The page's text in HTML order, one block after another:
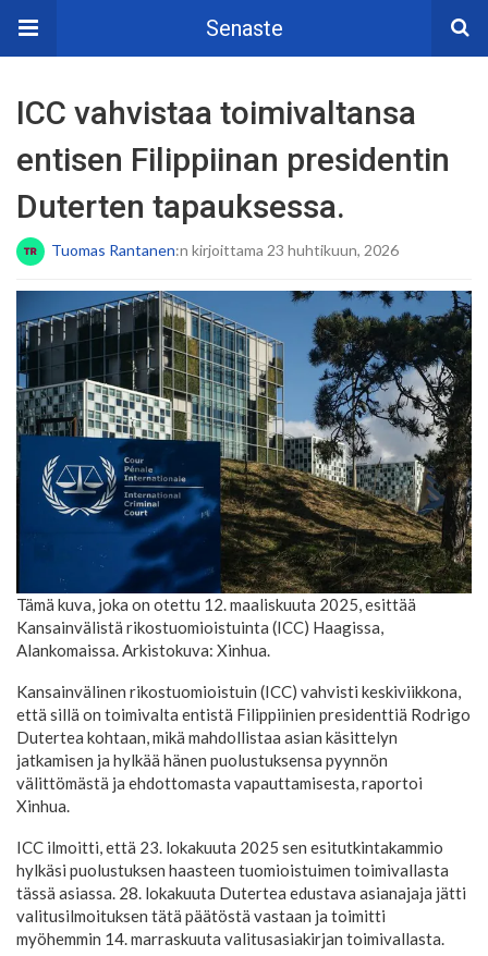
Senaste
ICC vahvistaa toimivaltansa
entisen Filippiinan presidentin
Duterten tapauksessa.
Tuomas Rantanen:n kirjoittama 23 huhtikuun, 2026
Tämä kuva, joka on otettu 12. maaliskuuta 2025, esittää
Kansainvälistä rikostuomioistuinta (ICC) Haagissa,
Alankomaissa. Arkistokuva: Xinhua.
Kansainvälinen rikostuomioistuin (ICC) vahvisti keskiviikkona,
että sillä on toimivalta entistä Filippiinien presidenttiä Rodrigo
Dutertea kohtaan, mikä mahdollistaa asian käsittelyn
jatkamisen ja hylkää hänen puolustuksensa pyynnön
välittömästä ja ehdottomasta vapauttamisesta, raportoi
Xinhua.
ICC ilmoitti, että 23. lokakuuta 2025 sen esitutkintakammio
hylkäsi puolustuksen haasteen tuomioistuimen toimivallasta
tässä asiassa. 28. lokakuuta Dutertea edustava asianajaja jätti
valitusilmoituksen tätä päätöstä vastaan ja toimitti
myöhemmin 14. marraskuuta valitusasiakirjan toimivallasta.